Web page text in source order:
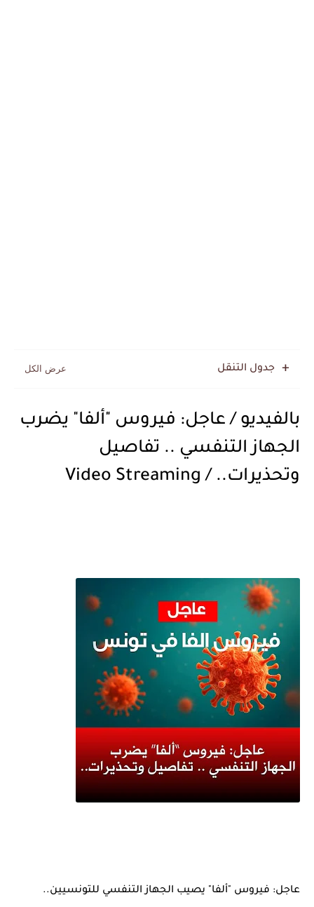
جدول التنقل
بالفيديو / عاجل: فيروس "ألفا" يضرب
الجهاز التنفسي .. تفاصيل
وتحذيرات.. / Video Streaming
عاجل: فيروس "ألفا" يصيب الجهاز التنفسي للتونسيين..